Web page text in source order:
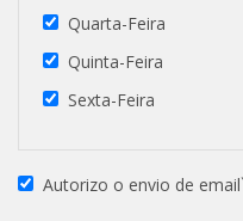
Quarta-Feira
Quinta-Feira
Sexta-Feira
Autorizo o envio de